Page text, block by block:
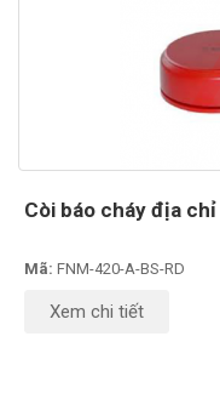
Còi báo cháy địa
Mã: FNM-420-A-BS-RD
Xem chi tiết